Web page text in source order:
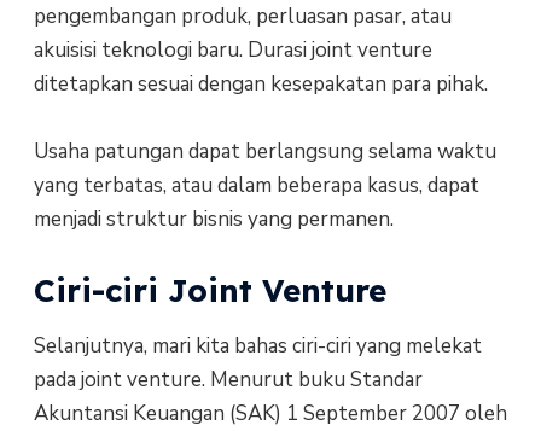
pengembangan produk, perluasan pasar, atau
akuisisi teknologi baru. Durasi joint venture
ditetapkan sesuai dengan kesepakatan para pihak.
Usaha patungan dapat berlangsung selama waktu
yang terbatas, atau dalam beberapa kasus, dapat
menjadi struktur bisnis yang permanen.
Ciri-ciri Joint Venture
Selanjutnya, mari kita bahas ciri-ciri yang melekat
pada joint venture. Menurut buku Standar
Akuntansi Keuangan (SAK) 1 September 2007 oleh